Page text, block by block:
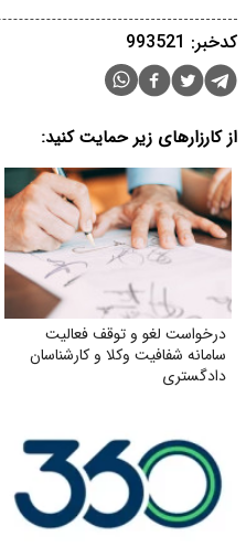
کدخبر: 993521
از کارزارهای زیر حمایت کنید:
درخواست لغو و توقف فعالیت
سامانه شفافیت وکلا و کارشناسان
دادگستری